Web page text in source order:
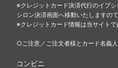
※クレジットカード決済代行のイプ
シロン決済画面へ移動いたしますの
※クレジットカード情報は当サイト
○ご注意／ご注文者様とカード名義
コンビニ